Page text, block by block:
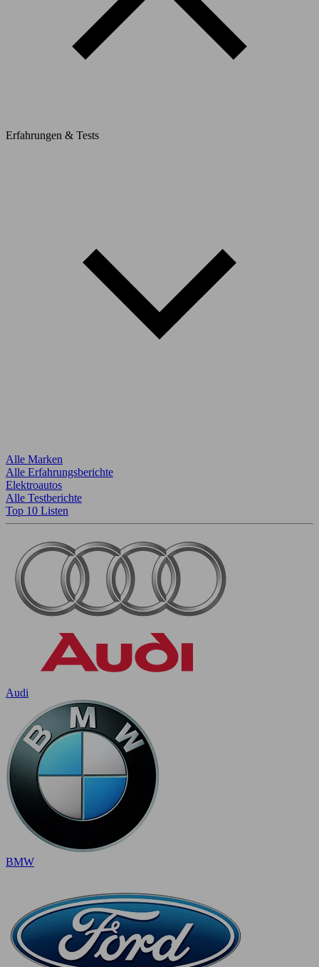
Erfahrungen & Tests
Alle Marken
Alle Erfahrungsberichte
Elektroautos
Alle Testberichte
Top 10 Listen
Audi
BMW